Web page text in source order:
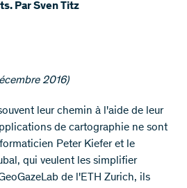
Par Sven Titz
2016)​​​
leur chemin à l'aide de leur
de cartographie ne sont
Peter Kiefer et le
qui veulent les simplifier
de l'ETH Zurich, ils